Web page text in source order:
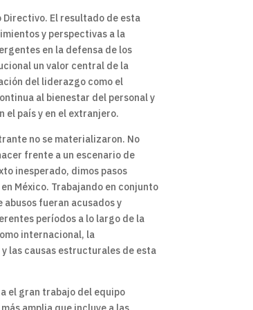
Directivo. El resultado de esta
y perspectivas a la
en la defensa de los
un valor central de la
del liderazgo como el
al bienestar del personal y
el país y en el extranjero.
no se materializaron. No
frente a un escenario de
inesperado, dimos pasos
México. Trabajando en conjunto
fueran acusados y
períodos a lo largo de la
internacional, la
las causas estructurales de esta
el gran trabajo del equipo